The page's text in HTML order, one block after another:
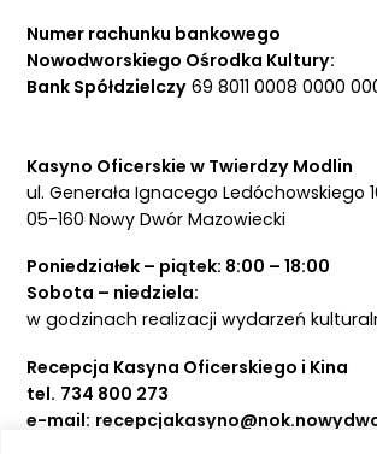
Numer rachunku bankowego
Nowodworskiego Ośrodka Kultury:
Bank Spółdzielczy69 8011 0008 0000
Kasyno Oficerskie w Twierdzy Modlin
ul. Generała Ignacego Ledóchowskiego
05-160 Nowy Dwór Mazowiecki
Poniedziałek – piątek: 8:00 – 18:00
Sobota – niedziela:
w godzinach realizacji wydarzeń
Recepcja Kasyna Oficerskiego i Kina
tel. 734 800 273
e-mail: